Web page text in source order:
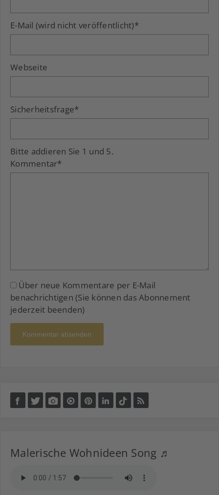
E-Mail (wird nicht veröffentlicht)*
Webseite
Sicherheitsfrage*
Bitte addieren Sie 1 und 5.
Kommentar*
Über neue Kommentare per E-Mail
benachrichtigen (Sie können das Abonnement
jederzeit beenden)
Kommentar absenden
Malerische Wohnideen Song ♬